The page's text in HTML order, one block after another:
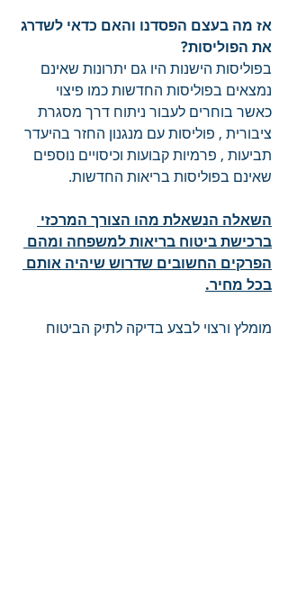
אז מה בעצם הפסדנו והאם כדאי לשדרג
את הפוליסות?
בפוליסות הישנות היו גם יתרונות שאינם
נמצאים בפוליסות החדשות כמו פיצוי
כאשר בוחרים לעבור ניתוח דרך מסגרת
ציבורית , פוליסות עם מנגנון החזר בהיעדר
תביעות , פרמיות קבועות וכיסויים נוספים
שאינם בפוליסות בריאות החדשות.
השאלה הנשאלת מהו הצורך המרכזי
ברכישת ביטוח בריאות למשפחה ומהם
הפרקים החשובים שדרוש שיהיה אותם
בכל מחיר.
מומלץ ורצוי לבצע בדיקה לתיק הביטוח